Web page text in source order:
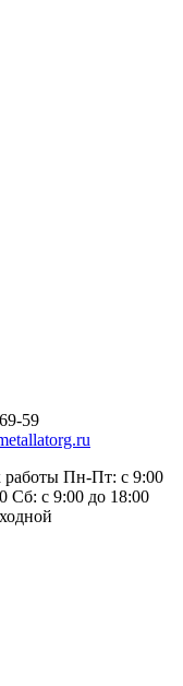
59
работы Пн-Пт: с 9:00
Сб: с 9:00 до 18:00